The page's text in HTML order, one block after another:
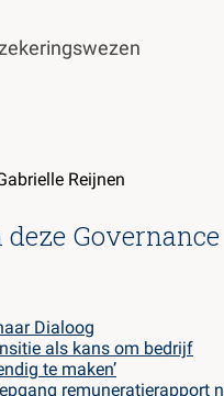
Governance
Dialoog
als kans om bedrijf
te maken’
remuneratierapport